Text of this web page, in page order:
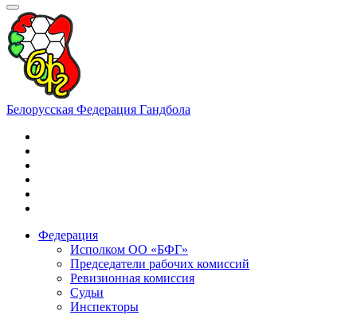
Белорусская Федерация Гандбола
Федерация
Исполком ОО «БФГ»
Председатели рабочих комиссий
Ревизионная комиссия
Судьи
Инспекторы